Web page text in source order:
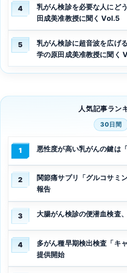
4
乳がん検診を必要な人にど
田成美准教授に聞く Vol.5
5
乳がん検診に超音波を広げ
学の原田成美准教授に聞く
人気記事ラン
30日間
1 悪性度が高い乳がんの鍵は
2
関節痛サプリ「グルコサミ
報告
3 大腸がん検診の便潜血検査
4
多がん種早期検出検査「キ
提供開始